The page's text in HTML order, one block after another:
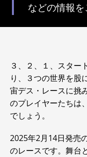
などの情報を
３、２、１、スター
り、３つの世界を股
宙デス・レースに挑
のプレイヤーたちは
でしょう。
2025年2月14日発売
のレースです。舞台